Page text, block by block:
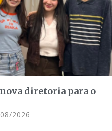
nova diretoria para o
2026